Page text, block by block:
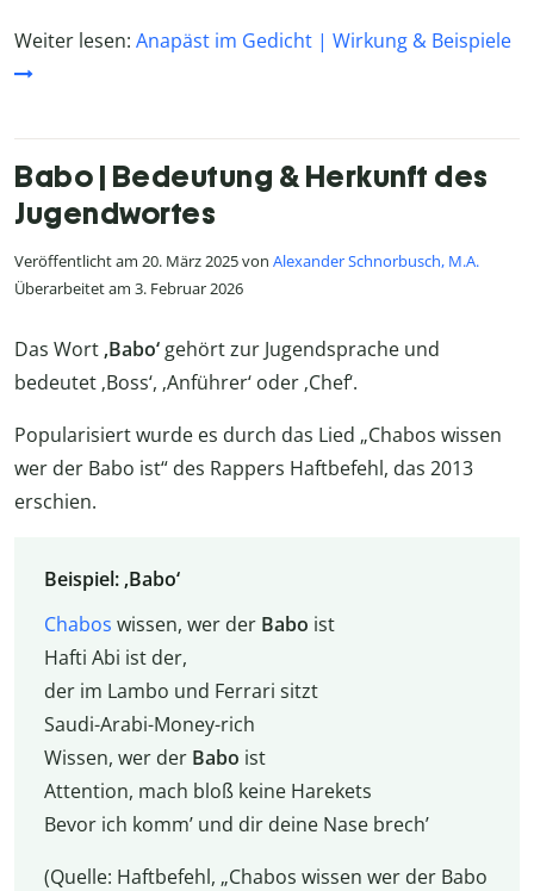
Weiter lesen: Anapäst im Gedicht | Wirkung & Beispiele
Babo | Bedeutung & Herkunft des
Jugendwortes
Veröffentlicht am 20. März 2025 von Alexander Schnorbusch, M.A.
Überarbeitet am 3. Februar 2026
Das Wort‚Babo‘gehört zur Jugendsprache und
bedeutet ‚Boss‘, ‚Anführer‘ oder ‚Chef‘.
Popularisiert wurde es durch das Lied „Chabos wissen
wer der Babo ist“ des Rappers Haftbefehl, das 2013
erschien.
Beispiel: ‚Babo‘
Chabos wissen, wer der Babo ist
Hafti Abi ist der,
der im Lambo und Ferrari sitzt
Saudi-Arabi-Money-rich
Wissen, wer der Babo ist
Attention, mach bloß keine Harekets
Bevor ich komm’ und dir deine Nase brech’
(Quelle: Haftbefehl, „Chabos wissen wer der Babo